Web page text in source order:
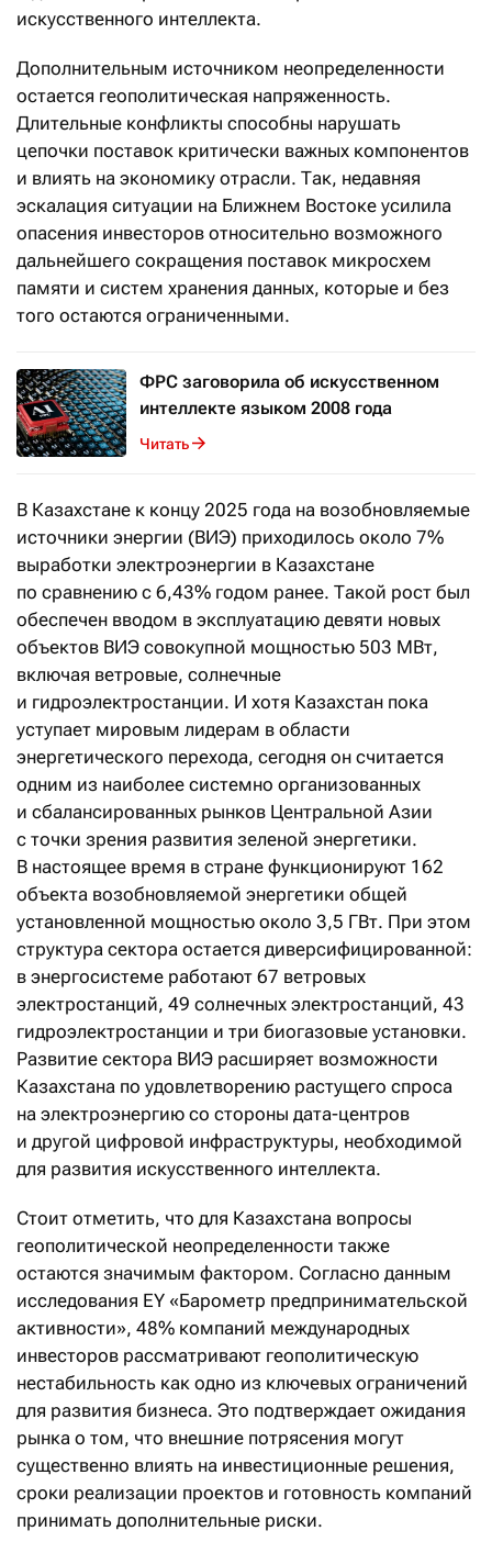
искусственного интеллекта.
Дополнительным источником неопределенности
остается геополитическая напряженность.
Длительные конфликты способны нарушать
цепочки поставок критически важных компонентов
и влиять на экономику отрасли. Так, недавняя
эскалация ситуации на Ближнем Востоке усилила
опасения инвесторов относительно возможного
дальнейшего сокращения поставок микросхем
памяти и систем хранения данных, которые и без
того остаются ограниченными.
ФРС заговорила об искусственном
интеллекте языком 2008 года
Читать
В Казахстане к концу 2025 года на возобновляемые
источники энергии (ВИЭ) приходилось около 7%
выработки электроэнергии в Казахстане
по сравнению с 6,43% годом ранее. Такой рост был
обеспечен вводом в эксплуатацию девяти новых
объектов ВИЭ совокупной мощностью 503 МВт,
включая ветровые, солнечные
и гидроэлектростанции. И хотя Казахстан пока
уступает мировым лидерам в области
энергетического перехода, сегодня он считается
одним из наиболее системно организованных
и сбалансированных рынков Центральной Азии
с точки зрения развития зеленой энергетики.
В настоящее время в стране функционируют 162
объекта возобновляемой энергетики общей
установленной мощностью около 3,5 ГВт. При этом
структура сектора остается диверсифицированной:
в энергосистеме работают 67 ветровых
электростанций, 49 солнечных электростанций, 43
гидроэлектростанции и три биогазовые установки.
Развитие сектора ВИЭ расширяет возможности
Казахстана по удовлетворению растущего спроса
на электроэнергию со стороны дата-центров
и другой цифровой инфраструктуры, необходимой
для развития искусственного интеллекта.
Стоит отметить, что для Казахстана вопросы
геополитической неопределенности также
остаются значимым фактором. Согласно данным
исследования EY «Барометр предпринимательской
активности», 48% компаний международных
инвесторов рассматривают геополитическую
нестабильность как одно из ключевых ограничений
для развития бизнеса. Это подтверждает ожидания
рынка о том, что внешние потрясения могут
существенно влиять на инвестиционные решения,
сроки реализации проектов и готовность компаний
принимать дополнительные риски.